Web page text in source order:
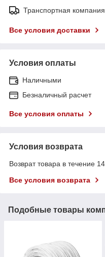
Транспортная компания
Все условия доставки
Условия оплаты
Наличными
Безналичный расчет
Все условия оплаты
Условия возврата
Возврат товара в течение
Все условия возврата
Подобные товары